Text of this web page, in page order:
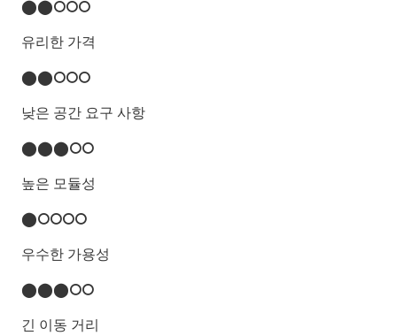
⬤⬤⭘⭘⭘
유리한 가격
⬤⬤⭘⭘⭘
낮은 공간 요구 사항
⬤⬤⬤⭘⭘
높은 모듈성
⬤⭘⭘⭘⭘
우수한 가용성
⬤⬤⬤⭘⭘
긴 이동 거리